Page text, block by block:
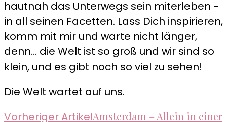
hautnah das Unterwegs sein miterleben -
in all seinen Facetten. Lass Dich inspirieren,
komm mit mir und warte nicht länger,
denn... die Welt ist so groß und wir sind so
klein, und es gibt noch so viel zu sehen!
Die Welt wartet auf uns.
Vorheriger ArtikelAmsterdam – Allein in einer